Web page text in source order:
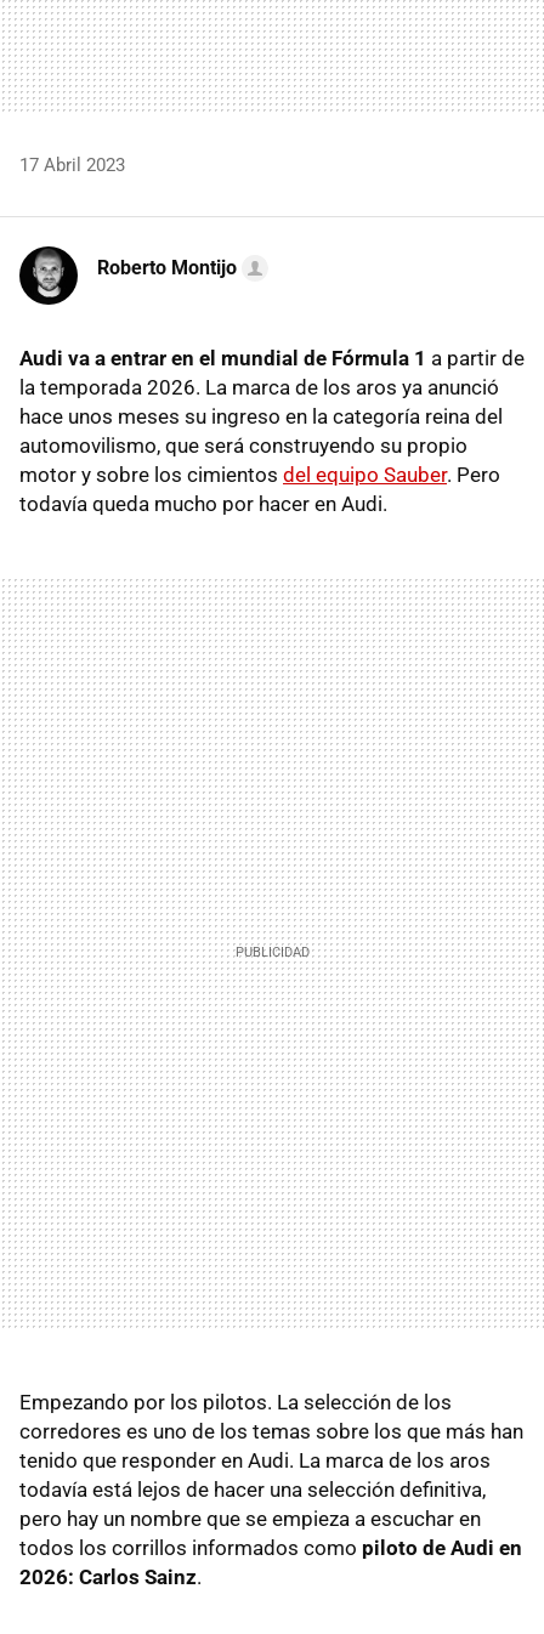
17 Abril 2023
Roberto Montijo
Audi va a entrar en el mundial de Fórmula 1 a partir de
la temporada 2026. La marca de los aros ya anunció
hace unos meses su ingreso en la categoría reina del
automovilismo, que será construyendo su propio
motor y sobre los cimientos del equipo Sauber. Pero
todavía queda mucho por hacer en Audi.
Empezando por los pilotos. La selección de los
corredores es uno de los temas sobre los que más han
tenido que responder en Audi. La marca de los aros
todavía está lejos de hacer una selección definitiva,
pero hay un nombre que se empieza a escuchar en
todos los corrillos informados como piloto de Audi en
2026: Carlos Sainz.